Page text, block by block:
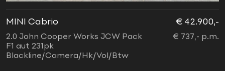
MINI Cabrio
2.0 John Cooper Works JCW Pack
F1 aut 231pk
Blackline/Camera/Hk/Vol/Btw
€ 42.900,-
€ 737,- p.m.